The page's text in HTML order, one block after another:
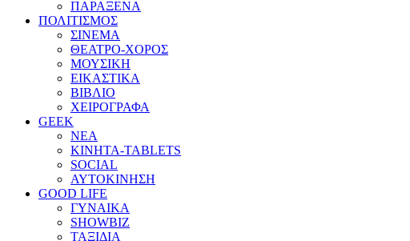
ΠΑΡΑΞΕΝΑ
ΠΟΛΙΤΙΣΜΟΣ
ΣΙΝΕΜΑ
ΘΕΑΤΡΟ-ΧΟΡΟΣ
ΜΟΥΣΙΚΗ
ΕΙΚΑΣΤΙΚΑ
ΒΙΒΛΙΟ
ΧΕΙΡΟΓΡΑΦΑ
GEEK
ΝΕΑ
ΚΙΝΗΤΑ-TABLETS
SOCIAL
ΑΥΤΟΚΙΝΗΣΗ
GOOD LIFE
ΓΥΝΑΙΚΑ
SHOWBIZ
ΤΑΞΙΔΙΑ